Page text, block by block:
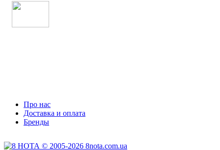
Про нас
Доставка и оплата
Бренды